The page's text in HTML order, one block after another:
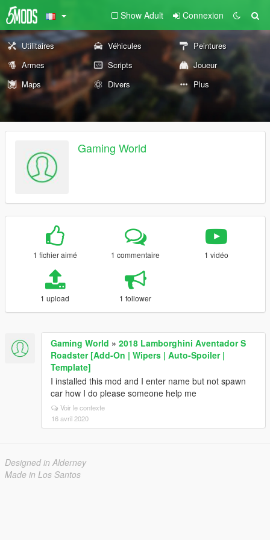
Show Adult Connexion
Utilitaires Véhicules
Peintures
Armes
Scripts
Joueur
Maps
Divers Plus
Gaming World
1 fichier aimé 1 commentaire 1 vidéo
1 upload 1 follower
Gaming World » 2018 Lamborghini Aventador S
Roadster [Add-On | Wipers | Auto-Spoiler |
Template]
I installed this mod and I enter name but not spawn
car how I do please someone help me
Voir le contexte
16 avril 2020
Designed in Alderney
Made in Los Santos